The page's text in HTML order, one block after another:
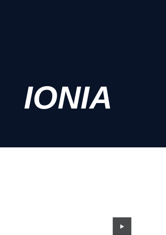
IONIA